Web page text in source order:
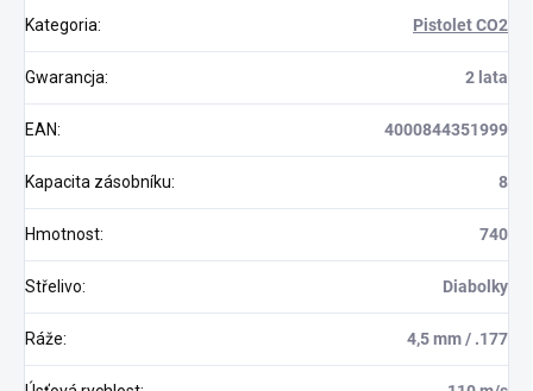
Kategoria: Pistolet CO2
Gwarancja: 2 lata
EAN: 4000844351999
Kapacita zásobníku: 8
Hmotnost: 740
Střelivo: Diabolky
Ráže: 4,5 mm / .177